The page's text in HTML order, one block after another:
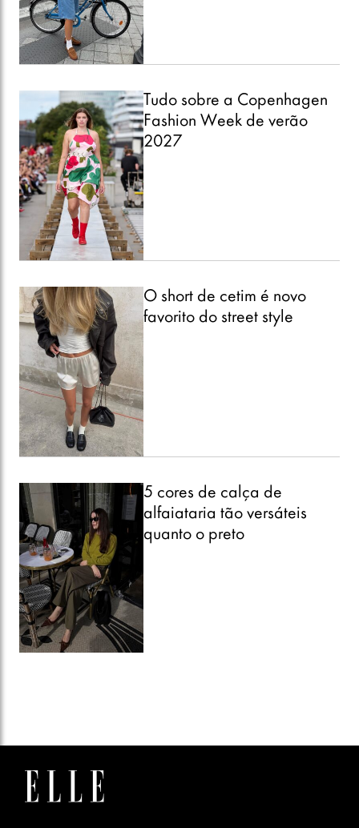
Tudo sobre a Copenhagen
Fashion Week de verão
2027
O short de cetim é novo
favorito do street style
5 cores de calça de
alfaiataria tão versáteis
quanto o preto